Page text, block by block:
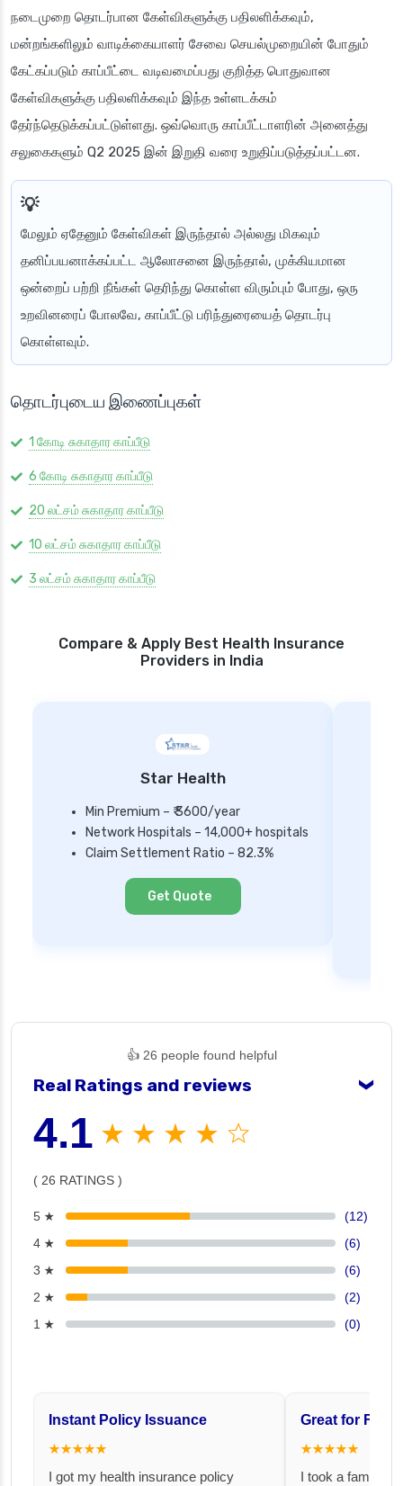
நடைமுறை தொடர்பான கேள்விகளுக்கு பதிலளிக்கவும்,
மன்றங்களிலும் வாடிக்கையாளர் சேவை செயல்முறையின் போதும்
கேட்கப்படும் காப்பீட்டை வடிவமைப்பது குறித்த பொதுவான
கேள்விகளுக்கு பதிலளிக்கவும் இந்த உள்ளடக்கம்
தேர்ந்தெடுக்கப்பட்டுள்ளது. ஒவ்வொரு காப்பீட்டாளரின் அனைத்து
சலுகைகளும் Q2 2025 இன் இறுதி வரை உறுதிப்படுத்தப்பட்டன.
மேலும் ஏதேனும் கேள்விகள் இருந்தால் அல்லது மிகவும்
தனிப்பயனாக்கப்பட்ட ஆலோசனை இருந்தால், முக்கியமான
ஒன்றைப் பற்றி நீங்கள் தெரிந்து கொள்ள விரும்பும் போது, ஒரு
உறவினரைப் போலவே, காப்பீட்டு பரிந்துரையைத் தொடர்பு
கொள்ளவும்.
தொடர்புடைய இணைப்புகள்
1 கோடி சுகாதார காப்பீடு
6 கோடி சுகாதார காப்பீடு
20 லட்சம் சுகாதார காப்பீடு
10 லட்சம் சுகாதார காப்பீடு
3 லட்சம் சுகாதார காப்பீடு
Compare & Apply Best Health Insurance
Providers in India
Star Health
Min Premium – ₹ 3600/year
Network Hospitals – 14,000+ hospitals
Claim Settlement Ratio – 82.3%
Get Quote
👍 26 people found helpful
Real Ratings and reviews ❯
4.1 ★ ★ ★ ★ ☆
( 26 RATINGS )
5 ★
(12)
4 ★
(6)
3 ★
(6)
2 ★
(2)
1 ★
(0)
Instant Policy Issuance
★★★★★
I got my health insurance policy
Great for
★★★★★
I took a family